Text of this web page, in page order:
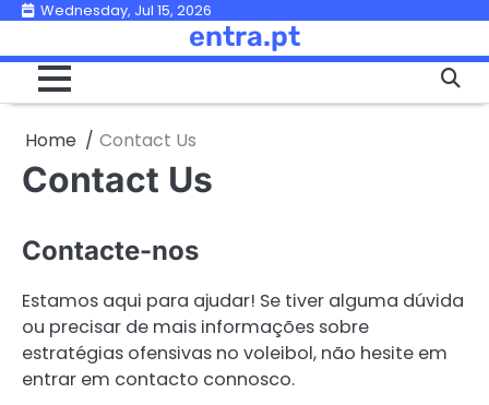
Skip
content
Wednesday, Jul 15, 2026
entra.pt
Home Contact Us
Contact Us
Contacte-nos
Estamos aqui para ajudar! Se tiver alguma dúvida
ou precisar de mais informações sobre
estratégias ofensivas no voleibol, não hesite em
entrar em contacto connosco.